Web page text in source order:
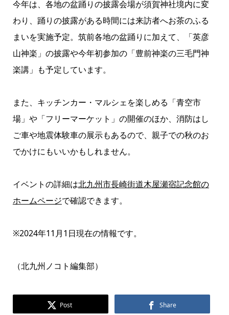
今年は、各地の盆踊りの披露会場が須賀神社境内に変
わり、踊りの披露がある時間には来訪者へお茶のふる
まいを実施予定。筑前各地の盆踊りに加えて、「英彦
山神楽」の披露や今年初参加の「豊前神楽の三毛門神
楽講」も予定しています。
また、キッチンカー・マルシェを楽しめる「青空市
場」や「フリーマーケット」の開催のほか、消防はし
ご車や地震体験車の展示もあるので、親子での秋のお
でかけにもいいかもしれません。
イベントの詳細は北九州市長崎街道木屋瀬宿記念館の
ホームページで確認できます。
※2024年11月1日現在の情報です。
（北九州ノコト編集部）
Post Share